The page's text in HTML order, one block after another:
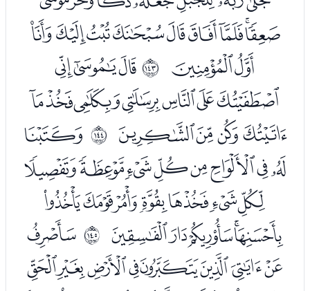
ﯰﯱﯲﯳﯴﯵﯶﯷﯸ
ﯹﯺ ﲎﭑﭒﭓ
ﭔﭕﭖﭗﭘﭙﭚ
ﭛﭜﭝﭞ ﲏ ﭠ
ﭡﭢﭣﭤﭥﭦﭧﭨ
ﭩﭪﭫﭬﭭﭮﭯ
ﭰﭱﭲﭳﭴ ﲐ ﭶ
ﭷﭸﭹﭺﭻﭼﭽﭾ